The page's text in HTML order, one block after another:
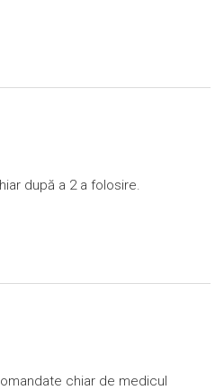
după a 2 a folosire.
chiar de medicul